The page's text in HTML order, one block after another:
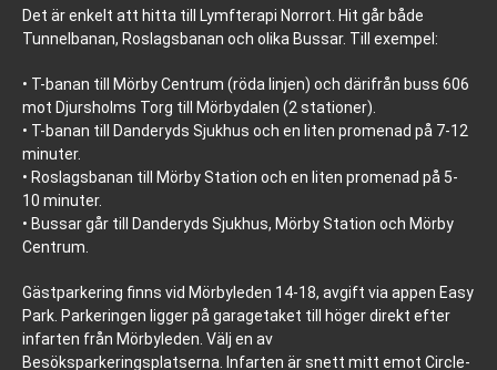
Det är enkelt att hitta till Lymfterapi Norrort. Hit går både
Tunnelbanan, Roslagsbanan och olika Bussar. Till exempel:
• T-banan till Mörby Centrum (röda linjen) och därifrån buss 606
mot Djursholms Torg till Mörbydalen (2 stationer).
• T-banan till Danderyds Sjukhus och en liten promenad på 7-12
minuter.
• Roslagsbanan till Mörby Station och en liten promenad på 5-
10 minuter.
• Bussar går till Danderyds Sjukhus, Mörby Station och Mörby
Centrum.
Gästparkering finns vid Mörbyleden 14-18, avgift via appen Easy
Park. Parkeringen ligger på garagetaket till höger direkt efter
infarten från Mörbyleden. Välj en av
Besöksparkeringsplatserna. Infarten är snett mitt emot Circle-